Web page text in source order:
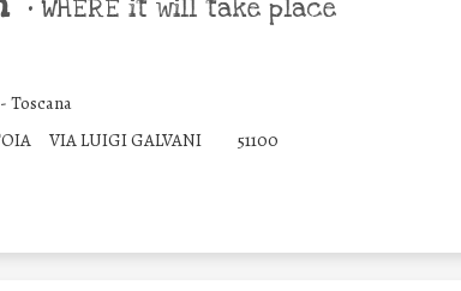
• WHERE it will take place
Toscana
VIA LUIGI GALVANI 51100